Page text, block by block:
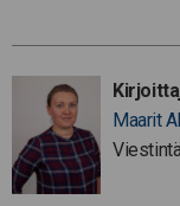
Maarit